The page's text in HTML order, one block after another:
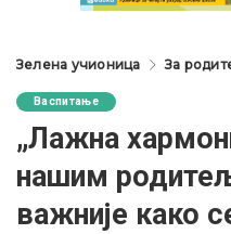
Зелена учионица За
Васпитање
„Лажна
нашим
важније како